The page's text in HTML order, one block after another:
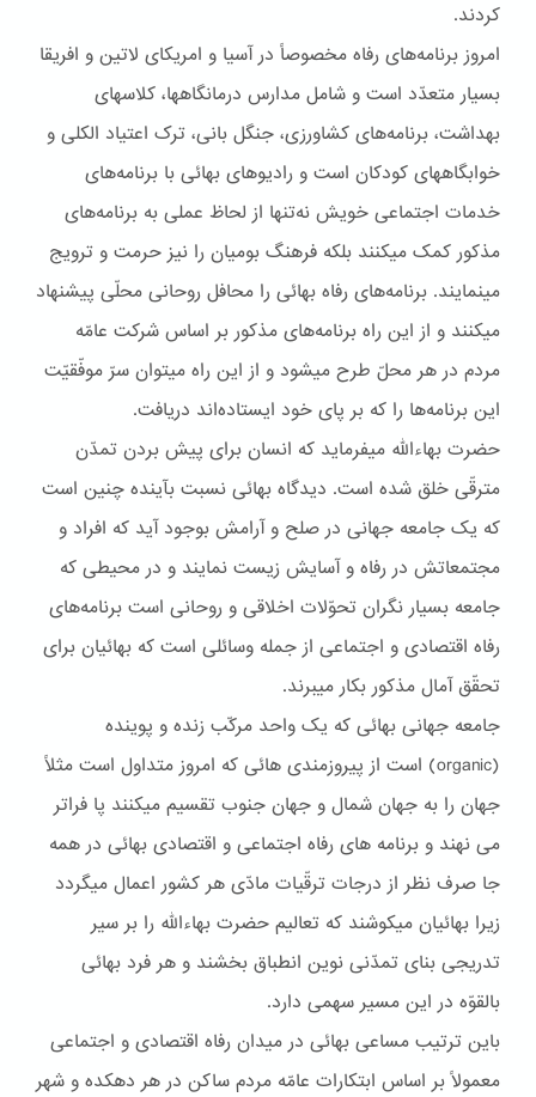
کردند.
امروز برنامه‌های رفاه مخصوصاً در آسيا و امريکای لاتين و افريقا
بسيار متعدّد است و شامل مدارس درمانگاهها، کلاسهای
بهداشت، برنامه‌های کشاورزی، جنگل بانی، ترک اعتياد الکلی و
خوابگاههای کودکان است و راديوهای بهائی با برنامه‌های
خدمات اجتماعی خويش نه‌تنها از لحاظ عملی به برنامه‌های
مذکور کمک ميکنند بلکه فرهنگ بوميان را نيز حرمت و ترويج
مينمايند. برنامه‌های رفاه بهائی را محافل روحانی محلّی پيشنهاد
ميکنند و از اين راه برنامه‌های مذکور بر اساس شرکت عامّه
مردم در هر محلّ طرح ميشود و از اين راه ميتوان سرّ موفّقيّت
اين برنامه‌ها را که بر پای خود ايستاده‌اند دريافت.
حضرت بهاءاللّه ميفرمايد که انسان برای پيش بردن تمدّن
مترقّی خلق شده است. ديدگاه بهائی نسبت بآينده چنين است
که يک جامعه جهانی در صلح و آرامش بوجود آيد که افراد و
مجتمعاتش در رفاه و آسايش زيست نمايند و در محيطی که
جامعه بسيار نگران تحوّلات اخلاقی و روحانی است برنامه‌های
رفاه اقتصادی و اجتماعی از جمله وسائلی است که بهائيان برای
تحقّق آمال مذکور بکار ميبرند.
جامعه جهانی بهائی که يک واحد مرکّب زنده و پوينده
(organic) است از پيروزمندی هائی که امروز متداول است مثلاً
جهان را به جهان شمال و جهان جنوب تقسيم ميکنند پا فراتر
می نهند و برنامه های رفاه اجتماعی و اقتصادی بهائی در همه
جا صرف نظر از درجات ترقّيات مادّی هر کشور اعمال ميگردد
زيرا بهائيان ميکوشند که تعاليم حضرت بهاءاللّه را بر سير
تدريجی بنای تمدّنی نوين انطباق بخشند و هر فرد بهائی
بالقوّه در اين مسير سهمی دارد.
باين ترتيب مساعی بهائی در ميدان رفاه اقتصادی و اجتماعی
معمولاً بر اساس ابتکارات عامّه مردم ساکن در هر دهکده و شهر